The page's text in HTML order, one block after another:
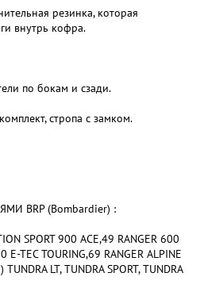
резинка, которая
внутрь кофра.
по бокам и сзади.
стропа с замком.
BRP (Bombardier) :
SPORT 900 ACE,49 RANGER 600
E-TEC TOURING,69 RANGER ALPINE
LT, TUNDRA SPORT, TUNDRA